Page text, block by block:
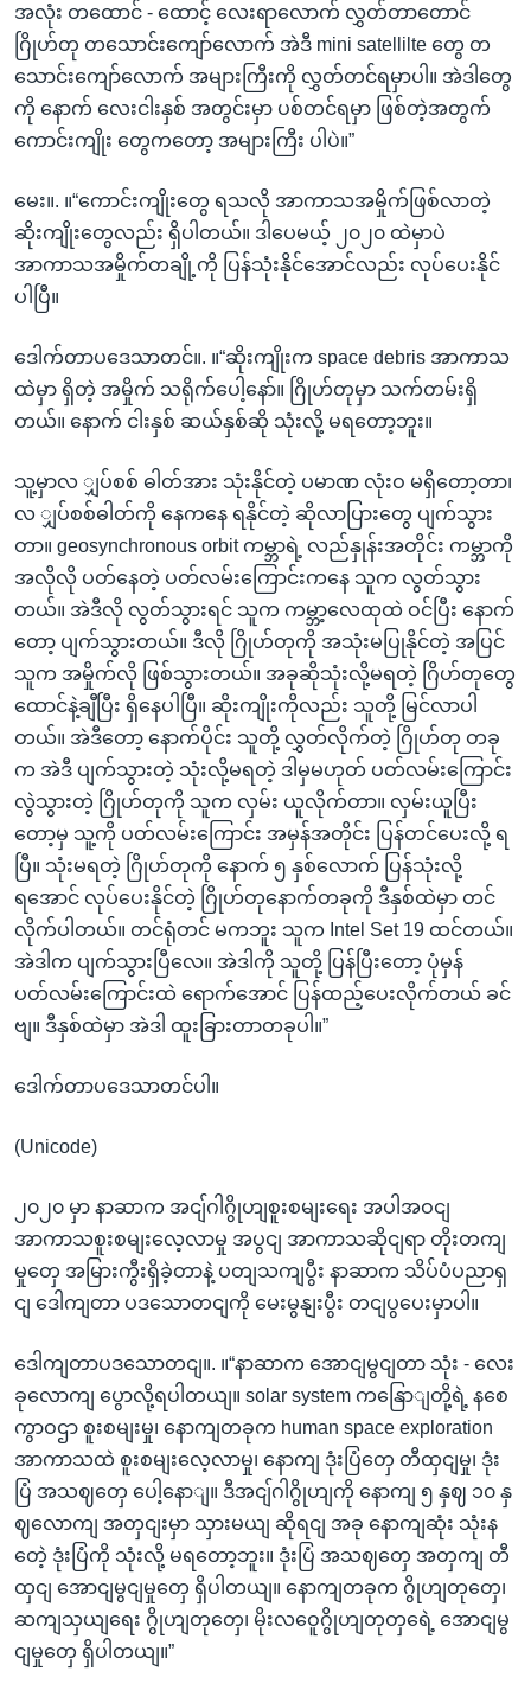
အလုံး တထောင် - ထောင့် လေးရာလောက် လွှတ်တာတောင်
ဂြိုဟ်တု တသောင်းကျော်လောက် အဲဒီ mini satellilte တွေ တ
သောင်းကျော်လောက် အများကြီးကို လွှတ်တင်ရမှာပါ။ အဲဒါတွေ
ကို နောက် လေးငါးနှစ် အတွင်းမှာ ပစ်တင်ရမှာ ဖြစ်တဲ့အတွက်
ကောင်းကျိုး တွေကတော့ အများကြီး ပါပဲ။”
မေး။. ။“ကောင်းကျိုးတွေ ရသလို အာကာသအမှိုက်ဖြစ်လာတဲ့
ဆိုးကျိုးတွေလည်း ရှိပါတယ်။ ဒါပေမယ့် ၂၀၂၀ ထဲမှာပဲ
အာကာသအမှိုက်တချို့ကို ပြန်သုံးနိုင်အောင်လည်း လုပ်ပေးနိုင်
ပါပြီ။
ဒေါက်တာပဒေသာတင်။. ။“ဆိုးကျိုးက space debris အာကာသ
ထဲမှာ ရှိတဲ့ အမှိုက် သရိုက်ပေါ့နော်။ ဂြိုဟ်တုမှာ သက်တမ်းရှိ
တယ်။ နောက် ငါးနှစ် ဆယ်နှစ်ဆို သုံးလို့ မရတော့ဘူး။
သူ့မှာလ ျှပ်စစ် ဓါတ်အား သုံးနိုင်တဲ့ ပမာဏ လုံးဝ မရှိတော့တာ၊
လ ျှပ်စစ်ဓါတ်ကို နေကနေ ရနိုင်တဲ့ ဆိုလာပြားတွေ ပျက်သွား
တာ။ geosynchronous orbit ကမ္ဘာရဲ့ လည်နှုန်းအတိုင်း ကမ္ဘာကို
အလိုလို ပတ်နေတဲ့ ပတ်လမ်းကြောင်းကနေ သူက လွတ်သွား
တယ်။ အဲဒီလို လွတ်သွားရင် သူက ကမ္ဘာ့လေထုထဲ ဝင်ပြီး နောက်
တော့ ပျက်သွားတယ်။ ဒီလို ဂြိုဟ်တုကို အသုံးမပြုနိုင်တဲ့ အပြင်
သူက အမှိုက်လို ဖြစ်သွားတယ်။ အခုဆိုသုံးလို့မရတဲ့ ဂြိဟ်တုတွေ
ထောင်နဲ့ချီပြီး ရှိနေပါပြီ။ ဆိုးကျိုးကိုလည်း သူတို့ မြင်လာပါ
တယ်။ အဲဒီတော့ နောက်ပိုင်း သူတို့ လွှတ်လိုက်တဲ့ ဂြိုဟ်တု တခု
က အဲဒီ ပျက်သွားတဲ့ သုံးလို့မရတဲ့ ဒါမှမဟုတ် ပတ်လမ်းကြောင်း
လွဲသွားတဲ့ ဂြိုဟ်တုကို သူက လှမ်း ယူလိုက်တာ။ လှမ်းယူပြီး
တော့မှ သူ့ကို ပတ်လမ်းကြောင်း အမှန်အတိုင်း ပြန်တင်ပေးလို့ ရ
ပြီ။ သုံးမရတဲ့ ဂြိုဟ်တုကို နောက် ၅ နှစ်လောက် ပြန်သုံးလို့
ရအောင် လုပ်ပေးနိုင်တဲ့ ဂြိုဟ်တုနောက်တခုကို ဒီနှစ်ထဲမှာ တင်
လိုက်ပါတယ်။ တင်ရုံတင် မကဘူး သူက Intel Set 19 ထင်တယ်။
အဲဒါက ပျက်သွားပြီလေ။ အဲဒါကို သူတို့ ပြန်ပြီးတော့ ပုံမှန်
ပတ်လမ်းကြောင်းထဲ ရောက်အောင် ပြန်ထည့်ပေးလိုက်တယ် ခင်
ဗျ။ ဒီနှစ်ထဲမှာ အဲဒါ ထူးခြားတာတခုပါ။”
ဒေါက်တာပဒေသာတင်ပါ။
(Unicode)
၂၀၂၀ မှာ နာဆာက အငျ်ဂါဂွိုဟျစူးစမျးရေး အပါအဝငျ
အာကာသစူးစမျးလေ့လာမှု အပွငျ အာကာသဆိုငျရာ တိုးတကျ
မှုတှေ အမြားကွီးရှိခဲ့တာနဲ့ ပတျသကျပွီး နာဆာက သိပ်ပံပညာရှ
ငျ ဒေါကျတာ ပဒသောတငျကို မေးမွနျးပွီး တငျပွပေးမှာပါ။
ဒေါကျတာပဒသောတငျ။. ။“နာဆာက အောငျမွငျတာ သုံး - လေး
ခုလောကျ ပွောလို့ရပါတယျ။ solar system ကနြောျတို့ရဲ့ နစေ
ကွာဝဌာ စူးစမျးမှု၊ နောကျတခုက human space exploration
အာကာသထဲ စူးစမျးလေ့လာမှု၊ နောကျ ဒုံးပြံတှေ တီထှငျမှု၊ ဒုံး
ပြံ အသဈတှေ ပေါ့နောျ။ ဒီအငျ်ဂါဂွိုဟျကို နောကျ ၅ နှဈ ၁၀ နှ
ဈလောကျ အတှငျးမှာ သှားမယျ ဆိုရငျ အခု နောကျဆုံး သုံးန
တေဲ့ ဒုံးပြံကို သုံးလို့ မရတော့ဘူး။ ဒုံးပြံ အသဈတှေ အတှကျ တီ
ထှငျ အောငျမွငျမှုတှေ ရှိပါတယျ။ နောကျတခုက ဂွိုဟျတုတှေ၊
ဆကျသှယျရေး ဂွိုဟျတုတှေ၊ မိုးလဝေူဂွိုဟျတုတှရေဲ့ အောငျမွ
ငျမှုတှေ ရှိပါတယျ။”